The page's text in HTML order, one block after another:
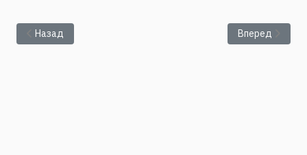
Предыдущий: Защита диссертации Коромыслова Е.В. на
Назад Следующий:
Вперед